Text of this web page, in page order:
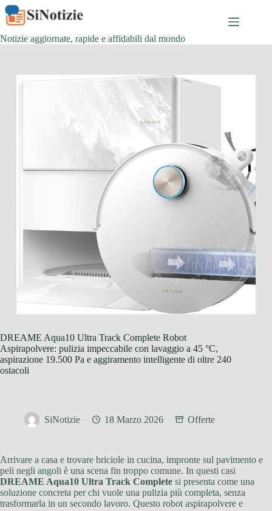
Salta
al
contenuto
Notizie aggiornate, rapide e affidabili dal mondo
DREAME Aqua10 Ultra Track Complete Robot
Aspirapolvere: pulizia impeccabile con lavaggio a 45 °C,
aspirazione 19.500 Pa e aggiramento intelligente di oltre 240
ostacoli
SiNotizie 18 Marzo 2026 Offerte
Arrivare a casa e trovare briciole in cucina, impronte sul pavimento e
peli negli angoli è una scena fin troppo comune. In questi casi
DREAME Aqua10 Ultra Track Complete si presenta come una
soluzione concreta per chi vuole una pulizia più completa, senza
trasformarla in un secondo lavoro. Questo robot aspirapolvere e